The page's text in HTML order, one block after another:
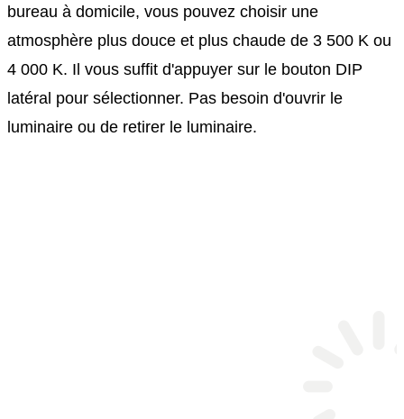
bureau à domicile, vous pouvez choisir une
atmosphère plus douce et plus chaude de 3 500 K ou
4 000 K. Il vous suffit d'appuyer sur le bouton DIP
latéral pour sélectionner. Pas besoin d'ouvrir le
luminaire ou de retirer le luminaire.